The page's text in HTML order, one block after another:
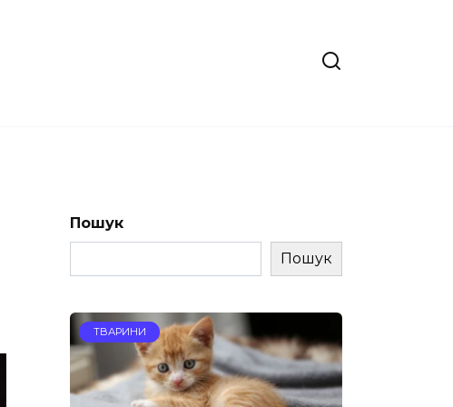
Пошук
Пошук
ТВАРИНИ